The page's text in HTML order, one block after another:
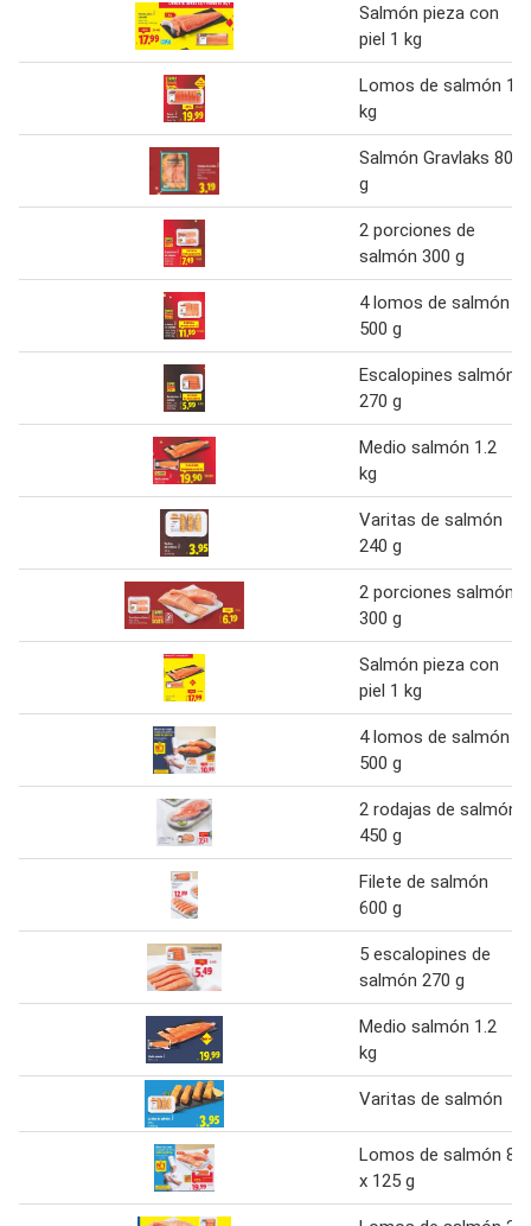
Salmón pieza con
piel 1 kg
Lomos de salmón 1
kg
Salmón Gravlaks 80
g
2 porciones de
salmón 300 g
4 lomos de salmón
500 g
Escalopines salmón
270 g
Medio salmón 1.2
kg
Varitas de salmón
240 g
2 porciones salmón
300 g
Salmón pieza con
piel 1 kg
4 lomos de salmón
500 g
2 rodajas de salmón
450 g
Filete de salmón
600 g
5 escalopines de
salmón 270 g
Medio salmón 1.2
kg
Varitas de salmón
Lomos de salmón 8
x 125 g